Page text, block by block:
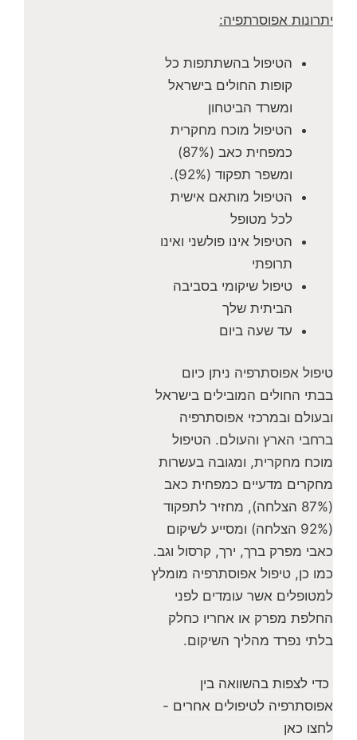
יתרונות אפוסרתפיה:
הטיפול בהשתתפות כל
קופות החולים בישראל
ומשרד הביטחון
הטיפול מוכח מחקרית
כמפחית כאב (87%)
ומשפר תפקוד (92%).
הטיפול מותאם אישית
לכל מטופל
הטיפול אינו פולשני ואינו
תרופתי
טיפול שיקומי בסביבה
הביתית שלך
עד שעה ביום
טיפול אפוסתרפיה ניתן כיום
בבתי החולים המובילים בישראל
ובעולם ובמרכזי אפוסתרפיה
ברחבי הארץ והעולם. הטיפול
מוכח מחקרית, ומגובה בעשרות
מחקרים מדעיים כמפחית כאב
(87% הצלחה), מחזיר לתפקוד
(92% הצלחה) ומסייע לשיקום
כאבי מפרק ברך, ירך, קרסול וגב.
כמו כן, טיפול אפוסתרפיה מומלץ
למטופלים אשר עומדים לפני
החלפת מפרק או אחריו כחלק
בלתי נפרד מהליך השיקום.
כדי לצפות בהשוואה בין
אפוסתרפיה לטיפולים אחרים -
לחצו כאן